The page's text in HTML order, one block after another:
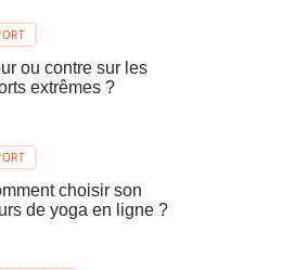
ou contre sur les
extrêmes ?
choisir son
de yoga en ligne ?